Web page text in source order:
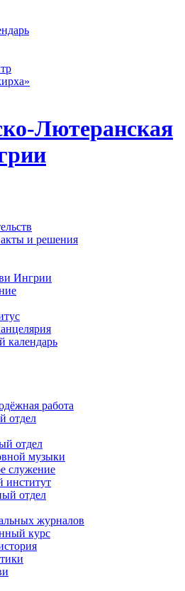
Лютеранская
и решения
Ингрии
календарь
работа
отдел
отдел
музыки
служение
институт
отдел
журналов
курс